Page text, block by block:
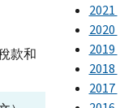
款和
2021
2020
2019
2018
2017